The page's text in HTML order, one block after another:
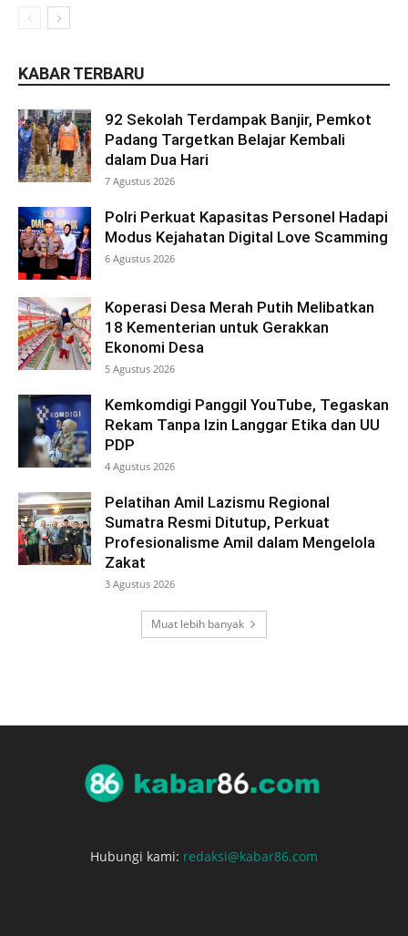
KABAR TERBARU
92 Sekolah Terdampak Banjir, Pemkot
Padang Targetkan Belajar Kembali
dalam Dua Hari
7 Agustus 2026
Polri Perkuat Kapasitas Personel Hadapi
Modus Kejahatan Digital Love Scamming
6 Agustus 2026
Koperasi Desa Merah Putih Melibatkan
18 Kementerian untuk Gerakkan
Ekonomi Desa
5 Agustus 2026
Kemkomdigi Panggil YouTube, Tegaskan
Rekam Tanpa Izin Langgar Etika dan UU
PDP
4 Agustus 2026
Pelatihan Amil Lazismu Regional
Sumatra Resmi Ditutup, Perkuat
Profesionalisme Amil dalam Mengelola
Zakat
3 Agustus 2026
Muat lebih banyak
Hubungi kami: redaksi@kabar86.com